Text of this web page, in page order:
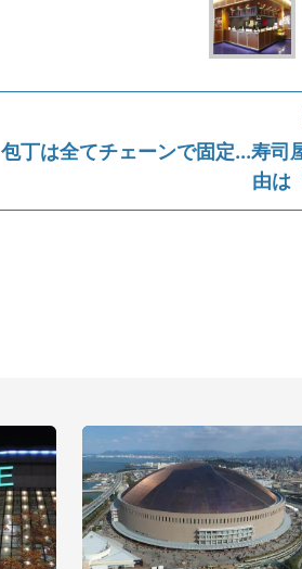
包丁は全てチェーンで固定...寿
由は